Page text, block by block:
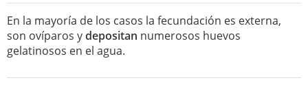
En la mayoría de los casos la fecundación es externa,
son ovíparos ydepositan numerosos huevos
gelatinosos en el agua.